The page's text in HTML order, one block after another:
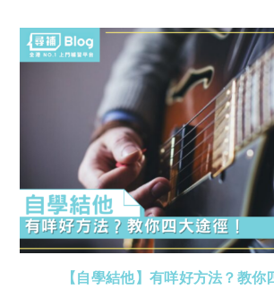
【自學結他】有咩好方法？教你